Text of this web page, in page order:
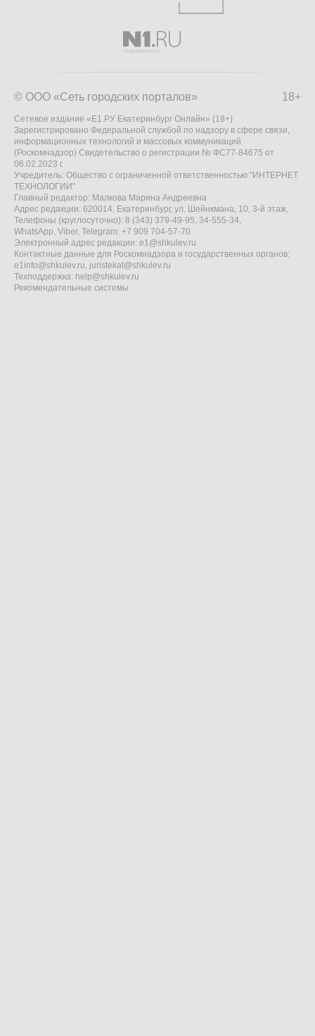
18+
© ООО «Сеть городских порталов»
Сетевое издание «Е1.РУ Екатеринбург Онлайн» (18+)
Зарегистрировано Федеральной службой по надзору в сфере связи,
информационных технологий и массовых коммуникаций
(Роскомнадзор) Свидетельство о регистрации № ФС77-84675 от
06.02.2023 г.
Учредитель: Общество с ограниченной ответственностью "ИНТЕРНЕТ
ТЕХНОЛОГИИ"
Главный редактор: Малкова Марина Андреевна
Адрес редакции: 620014, Екатеринбург, ул. Шейнкмана, 10, 3-й этаж,
Телефоны (круглосуточно): 8 (343) 379-49-95, 34-555-34,
WhatsApp, Viber, Telegram: +7 909 704-57-70
Электронный адрес редакции: e1@shkulev.ru
Контактные данные для Роскомнадзора и государственных органов:
e1info@shkulev.ru, juristekat@shkulev.ru
Техподдержка: help@shkulev.ru
Рекомендательные системы